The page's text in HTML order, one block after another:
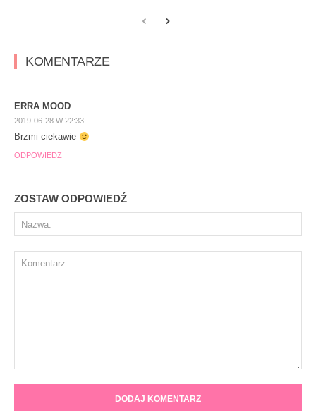
KOMENTARZE
ERRA MOOD
2019-06-28 W 22:33
Brzmi ciekawie
ODPOWIEDZ
ZOSTAW ODPOWIEDŹ